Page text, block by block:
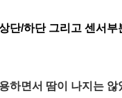
단/하단 그리고 센서
하면서 땀이 나지는